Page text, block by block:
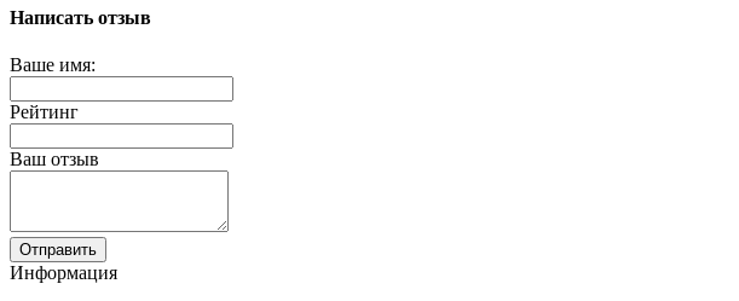
Написать отзыв
Ваше имя:
Рейтинг
Ваш отзыв
Отправить
Информация